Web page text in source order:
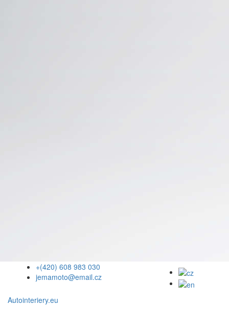
+(420) 608 983 030
jemamoto@email.cz
Autointeriery.eu